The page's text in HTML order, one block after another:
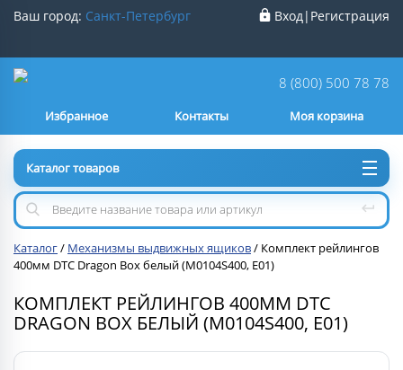
Ваш город: Санкт-Петербург
Нет
Вход| Регистрация
8 (800) 500 78 78
Контакты
Избранное Моя корзина
Каталог товаров
Каталог/ Механизмы выдвижных ящиков/ Комплект рейлингов
400мм DTC Dragon Box белый (M0104S400, E01)
КОМПЛЕКТ РЕЙЛИНГОВ 400ММ DTC
DRAGON BOX БЕЛЫЙ (M0104S400, E01)